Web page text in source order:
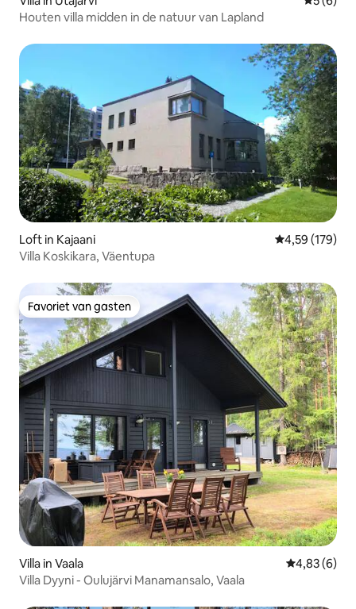
Houten villa midden in de natuur van Lapland
Loft in Kajaani Gemiddelde
4,59 (179)
Villa Koskikara, Väentupa
Favoriet van gasten
Favoriet van gasten
Villa in Vaala Gemiddelde
4,83 (6)
Villa Dyyni - Oulujärvi Manamansalo, Vaala